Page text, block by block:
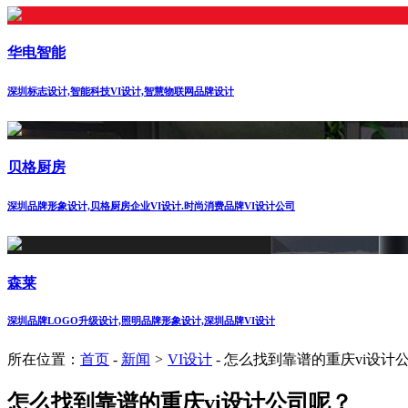
华电智能
深圳标志设计,智能科技VI设计,智慧物联网品牌设计
贝格厨房
深圳品牌形象设计,贝格厨房企业VI设计.时尚消费品牌VI设计公司
森莱
深圳品牌LOGO升级设计,照明品牌形象设计,深圳品牌VI设计
所在位置： 首页 - 新闻 > VI设计 - 怎么找到靠谱的重庆vi设计
怎么找到靠谱的重庆vi设计公司呢？